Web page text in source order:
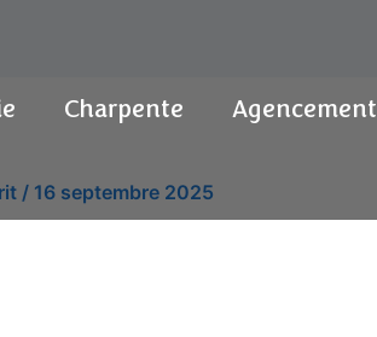
Charpente Agencement
/ 16 septembre 2025